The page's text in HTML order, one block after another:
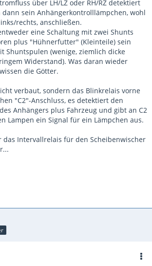
über LH/LZ oder RH/RZ detektiert
sein Anhängerkontrolllämpchen, wohl
rechts, anschließen.
eine Schaltung mit zwei Shunts
plus "Hühnerfutter" (Kleinteile) sein
Shuntspulen (wenige, ziemlich dicke
Widerstand). Was daran wieder
die Götter.
verbaut, sondern das Blinkrelais vorne
"C2"-Anschluss, es detektiert den
Anhängers plus Fahrzeug und gibt an C2
Lampen ein Signal für ein Lämpchen aus.
das Intervallrelais für den Scheibenwischer